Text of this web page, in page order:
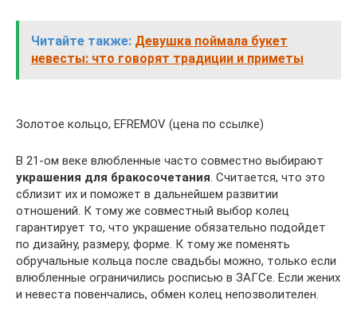
Читайте также: Девушка поймала букет
невесты: что говорят традиции и приметы
Золотое кольцо, EFREMOV (цена по ссылке)
В 21-ом веке влюбленные часто совместно выбирают
украшения для бракосочетания . Считается, что это
сблизит их и поможет в дальнейшем развитии
отношений. К тому же совместный выбор колец
гарантирует то, что украшение обязательно подойдет
по дизайну, размеру, форме. К тому же поменять
обручальные кольца после свадьбы можно, только если
влюбленные ограничились росписью в ЗАГСе. Если жених
и невеста повенчались, обмен колец непозволителен.